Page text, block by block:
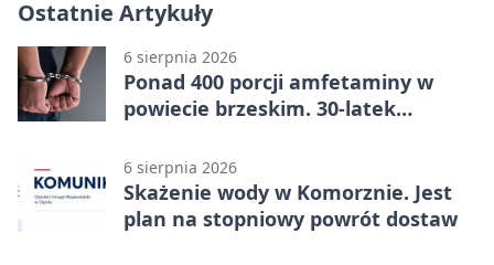
Ostatnie Artykuły
6 sierpnia 2026
Ponad 400 porcji amfetaminy w
powiecie brzeskim. 30-latek
6 sierpnia 2026
Skażenie wody w Komorznie. Jest
plan na stopniowy powrót dostaw